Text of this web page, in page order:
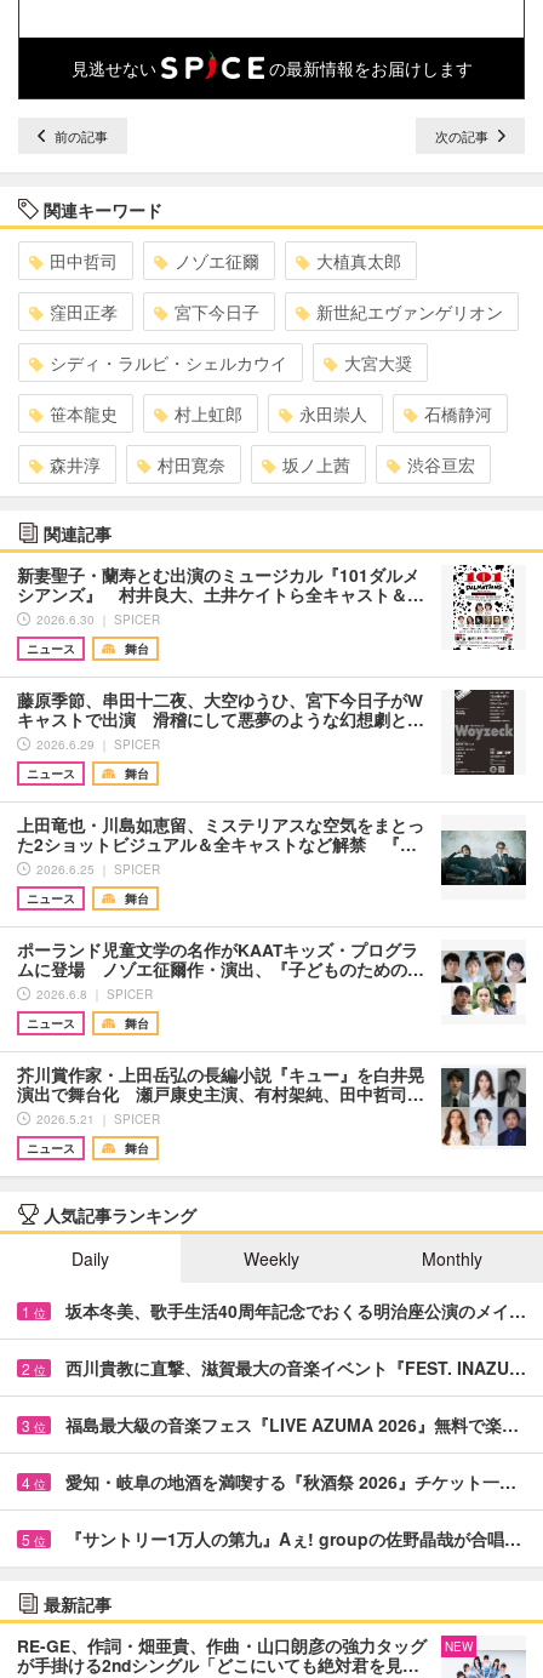
見逃せない の最新情報をお届けします
前の記事 次の記事
関連キーワード
田中哲司 ノゾエ征爾 大植真太郎
窪田正孝 宮下今日子 新世紀エヴァンゲリオン
シディ・ラルビ・シェルカウイ 大宮大奨
笹本龍史 村上虹郎 永田崇人 石橋静河
森井淳 村田寛奈 坂ノ上茜 渋谷亘宏
関連記事
新妻聖子・蘭寿とむ出演のミュージカル『101ダルメ
シアンズ』 村井良大、土井ケイトら全キャスト＆…
2026.6.30 ｜ SPICER
ニュース
舞台
藤原季節、串田十二夜、大空ゆうひ、宮下今日子がW
キャストで出演 滑稽にして悪夢のような幻想劇と…
2026.6.29 ｜ SPICER
ニュース
舞台
上田竜也・川島如恵留、ミステリアスな空気をまとっ
た2ショットビジュアル＆全キャストなど解禁 『…
2026.6.25 ｜ SPICER
ニュース
舞台
ポーランド児童文学の名作がKAATキッズ・プログラ
ムに登場 ノゾエ征爾作・演出、『子どものための…
2026.6.8 ｜ SPICER
ニュース
舞台
芥川賞作家・上田岳弘の長編小説『キュー』を白井晃
演出で舞台化 瀬戸康史主演、有村架純、田中哲司…
2026.5.21 ｜ SPICER
ニュース
舞台
人気記事ランキング
Daily
Weekly Monthly
1 位 坂本冬美、歌手生活40周年記念でおくる明治座公演のメイ…
2 位 西川貴教に直撃、滋賀最大の音楽イベント『FEST. INAZU…
3 位 福島最大級の音楽フェス『LIVE AZUMA 2026』無料で楽…
4 位 愛知・岐阜の地酒を満喫する『秋酒祭 2026』チケット一…
5 位 『サントリー1万人の第九』Aぇ! groupの佐野晶哉が合唱…
最新記事
RE-GE、作詞・畑亜貴、作曲・山口朗彦の強力タッグ
が手掛ける2ndシングル「どこにいても絶対君を見…
NEW